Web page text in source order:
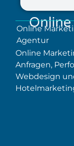
Online
Agentur
Online
Anfragen,
Webdesign